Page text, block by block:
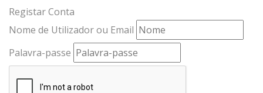
Registar Conta
Nome de Utilizador ou Email
Palavra-passe